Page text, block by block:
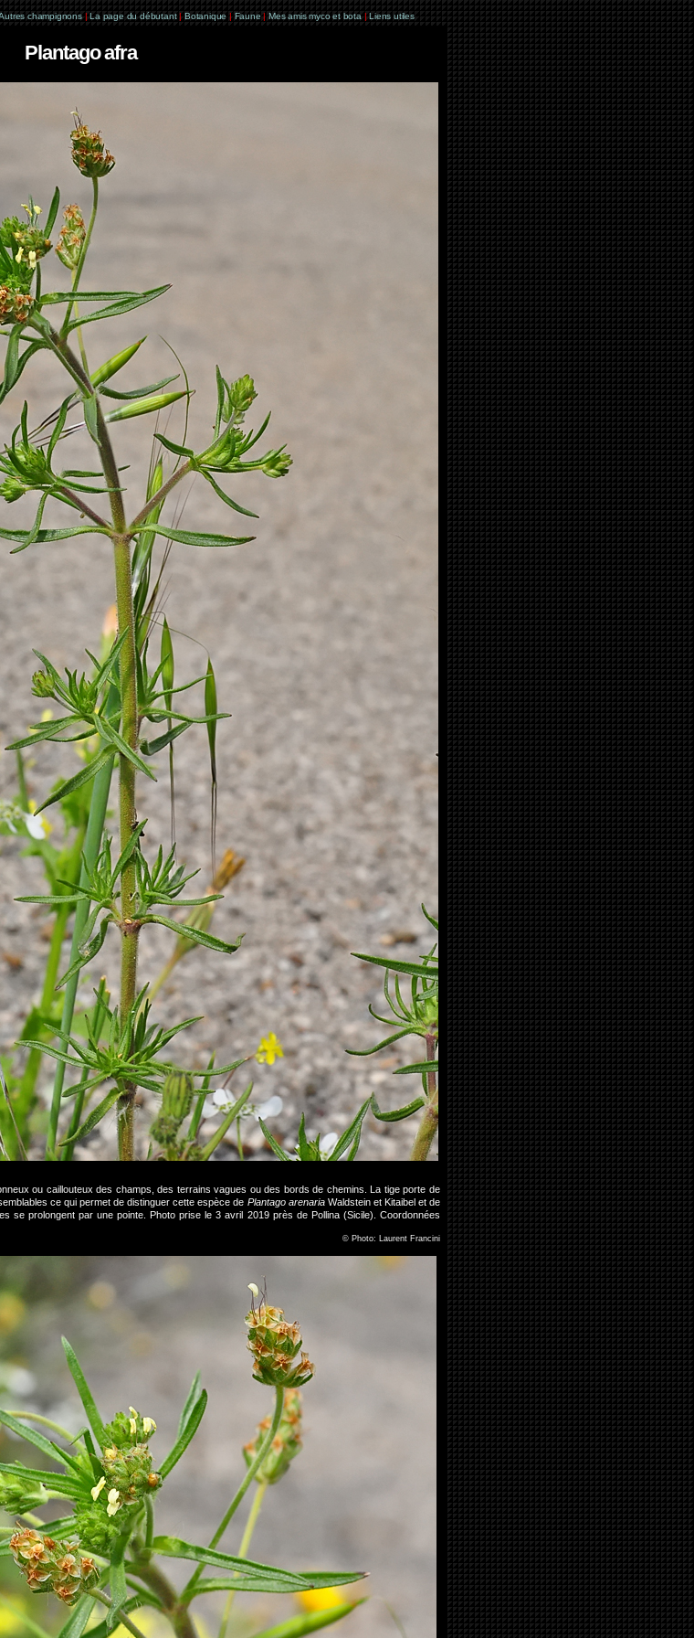
champignons | La page du débutant | Botanique | Faune | Mes amis myco et bota | Liens utiles
Plantago afra
ou caillouteux des champs, des terrains vagues ou des bords de chemins. La tige porte de
ce qui permet de distinguer cette espèce de Plantago arenariaWaldstein et Kitaibel et de
se prolongent par une pointe. Photo prise le 3 avril 2019 près de Pollina (Sicile). Coordonnées
© Photo: Laurent Francini